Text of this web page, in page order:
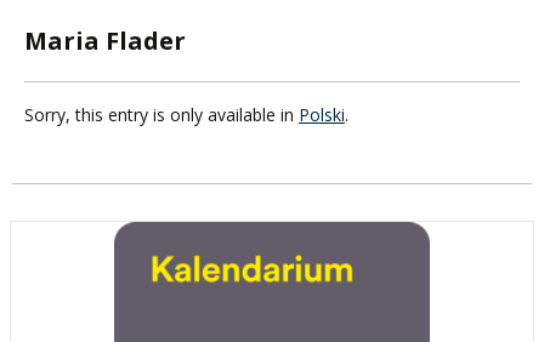
Maria Flader
Sorry, this entry is only available in Polski.